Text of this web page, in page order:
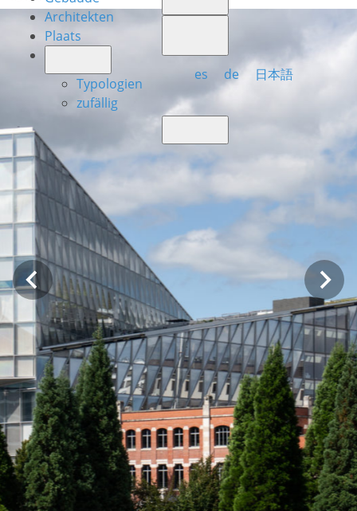
Architekten
Plaats
Typologien
zufällig
es de 日本語